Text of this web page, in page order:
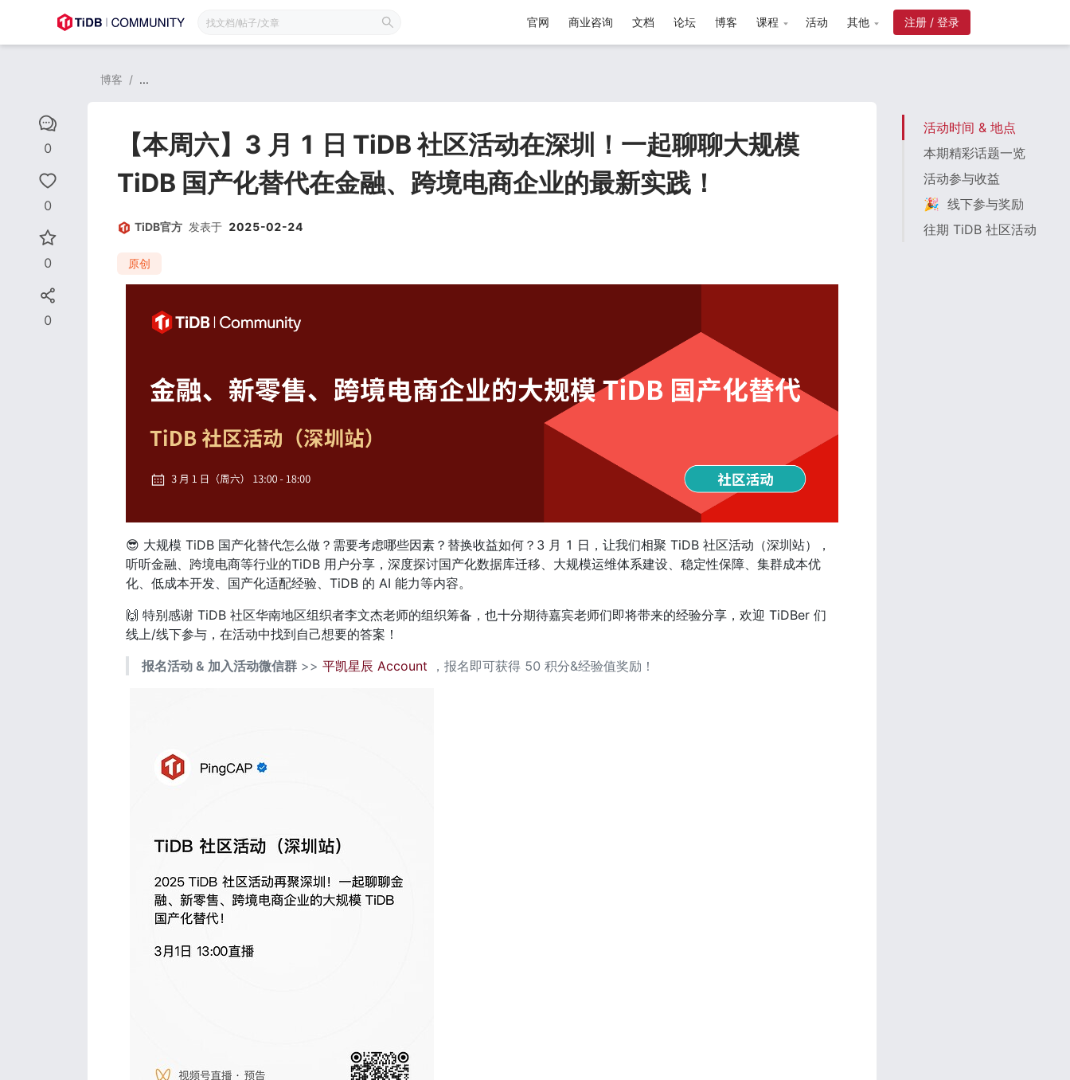
官网 商业咨询 文档 论坛 博客 课程 活动 其他 注册 / 登录
0
0
0
0
博客 / ...
【本周六】3 月 1 日 TiDB 社区活动在深圳！一起聊聊大规模
TiDB 国产化替代在金融、跨境电商企业的最新实践！
TiDB官方 发表于 2025-02-24
原创
😎 大规模 TiDB 国产化替代怎么做？需要考虑哪些因素？替换收益如何？3 月 1 日，让我们相聚 TiDB 社区活动（深圳站），
听听金融、跨境电商等行业的TiDB 用户分享，深度探讨国产化数据库迁移、大规模运维体系建设、稳定性保障、集群成本优
化、低成本开发、国产化适配经验、TiDB 的 AI 能力等内容。
🙌 特别感谢 TiDB 社区华南地区组织者李文杰老师的组织筹备，也十分期待嘉宾老师们即将带来的经验分享，欢迎 TiDBer 们
线上/线下参与，在活动中找到自己想要的答案！
报名活动 & 加入活动微信群 >> 平凯星辰 Account ，报名即可获得 50 积分&经验值奖励！
活动时间 & 地点
本期精彩话题一览
活动参与收益
🎉 线下参与奖励
往期 TiDB 社区活动